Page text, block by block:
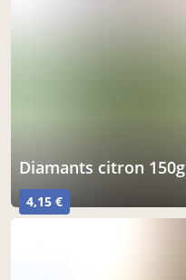
diamants citron 150g
4,15 €